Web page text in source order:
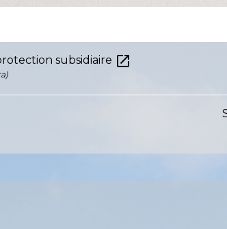
subsidiaire open_in_new